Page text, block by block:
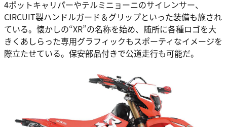
4ポットキャリパーやテルミニョーニのサイレンサー、
CIRCUIT製ハンドルガード＆グリップといった装備も施され
ている。懐かしの“XR”の名称を始め、随所に各種ロゴを大
きくあしらった専用グラフィックもスポーティなイメージを
際立たせている。保安部品付きで公道走行も可能だ。